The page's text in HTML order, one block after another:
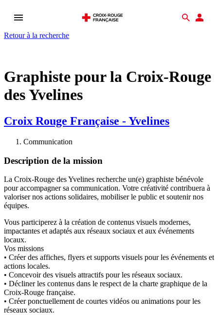
Ouvrir
menu
Retour à la recherche
Graphiste pour la Croix-Rouge
des Yvelines
Croix Rouge Française - Yvelines
Communication
Description de la mission
La Croix-Rouge des Yvelines recherche un(e) graphiste bénévole
pour accompagner sa communication. Votre créativité contribuera à
valoriser nos actions solidaires, mobiliser le public et soutenir nos
équipes.
Vous participerez à la création de contenus visuels modernes,
impactantes et adaptés aux réseaux sociaux et aux événements
locaux.
Vos missions
• Créer des affiches, flyers et supports visuels pour les événements et
actions locales.
• Concevoir des visuels attractifs pour les réseaux sociaux.
• Décliner les contenus dans le respect de la charte graphique de la
Croix-Rouge française.
• Créer ponctuellement de courtes vidéos ou animations pour les
réseaux sociaux.